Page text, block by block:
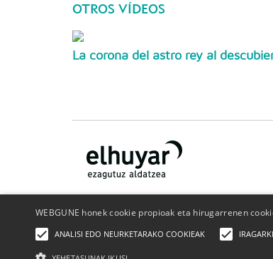
OTROS VÍDEOS
La corona del astro rey al
¿Quiénes somos? Contacto Publicidad
privacidad
Política de cookies
WEBGUNE honek cookie propioak eta hirugarrenen
ANALISI EDO NEURKETARAKO COOKIEAK